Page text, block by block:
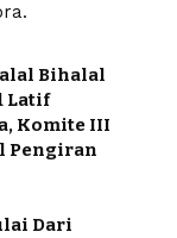
Bihalal
Latif
Komite III
Pengiran
Dari